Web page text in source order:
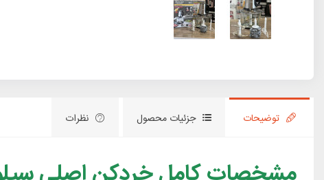
توضیحات جزئیات محصول نظرات